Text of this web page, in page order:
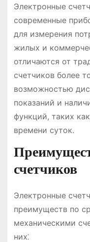
Электронные
современные
для измерения
жилых и
отличаются от
счетчиков более
возможностью
показаний и
функций, таких
времени суток.
счетчиков
Электронные
преимуществ по
механическими
них⁚